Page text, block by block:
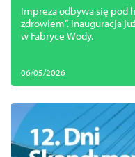
Impreza odbywa się pod
zdrowiem”. Inauguracja
w Fabryce Wody.
06/05/2026